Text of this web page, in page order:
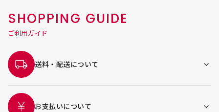
SHOPPING GUIDE
ご利用ガイド
送料・配送について
お支払いについて